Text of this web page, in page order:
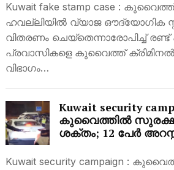
Kuwait fake stamp case : കുവൈത്ത്
ഹവല്ലിയിൽ വ്യാജ ഔദ്യോഗിക
വിതരണം ചെയ്തെന്നാരോപിച്ച്
പ്രവാസികളെ കുവൈത്ത് ക്രിമിനൽ
വിഭാഗം…
Kuwait security
കുവൈത്തിൽ
ശക്തം; 12 പേർ
Kuwait security campaign :